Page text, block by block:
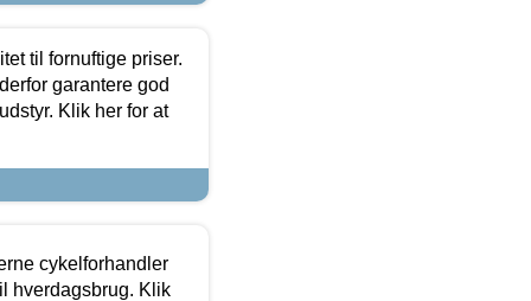
til fornuftige priser.
garantere god
Klik her for at
cykelforhandler
hverdagsbrug. Klik